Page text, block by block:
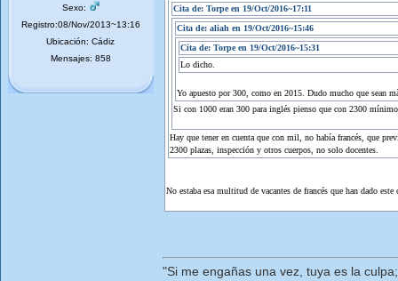
Sexo:
Registro:08/Nov/2013~13:16
Ubicación: Cádiz
Mensajes: 858
Cita de: Torpe en 19/Oct/2016~17:11
Cita de: aliah en 19/Oct/2016~15:46
Cita de: Torpe en 19/Oct/2016~15:31
Lo dicho.
Yo apuesto por 300, como en 2015. Dudo mucho que sean
Si con 1000 eran 300 para inglés pienso que con 2300
Hay que tener en cuenta que con mil, no había francés, que
2300 plazas, inspección y otros cuerpos, no solo docentes.
No estaba esa multitud de vacantes de francés que han dado
"Si me engañas una vez, tuya es la